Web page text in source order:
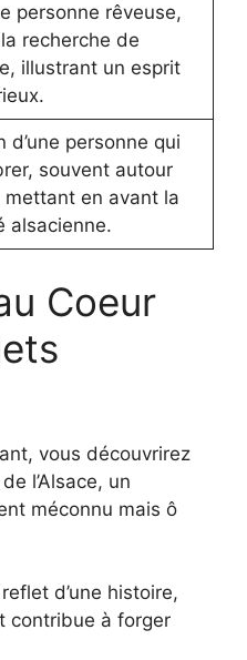
personne rêveuse,
recherche de
illustrant un esprit
d’une personne qui
souvent autour
mettant en avant la
alsacienne.
Coeur
vous découvrirez
l’Alsace, un
méconnu mais ô
d’une histoire,
contribue à forger